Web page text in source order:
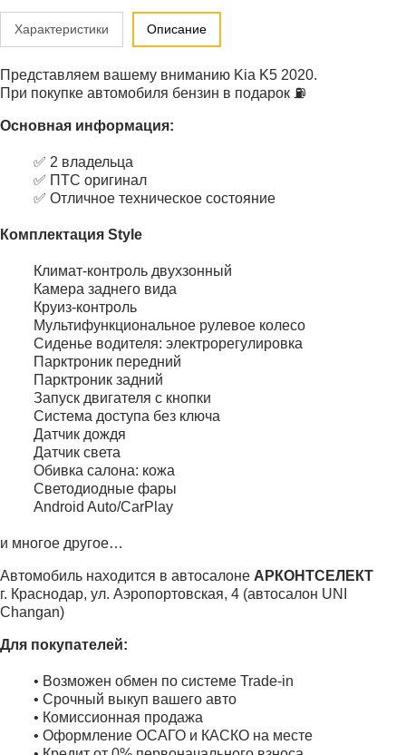
Характеристики Описание
Представляем вашему вниманию Kia K5 2020.
При покупке автомобиля бензин в подарок ⛽️
Основная информация:
✅ 2 владельца
✅ ПТС оригинал
✅ Отличное техническое состояние
Комплектация Style
Климат-контроль двухзонный
Камера заднего вида
Круиз-контроль
Мультифункциональное рулевое колесо
Сиденье водителя: электрорегулировка
Парктроник передний
Парктроник задний
Запуск двигателя с кнопки
Система доступа без ключа
Датчик дождя
Датчик света
Обивка салона: кожа
Светодиодные фары
Android Auto/CarPlay
и многое другое…
Автомобиль находится в автосалоне АРКОНТСЕЛЕКТ
г. Краснодар, ул. Аэропортовская, 4 (автосалон UNI
Changan)
Для покупателей:
• Возможен обмен по системе Trade-in
• Срочный выкуп вашего авто
• Комиссионная продажа
• Оформление ОСАГО и КАСКО на месте